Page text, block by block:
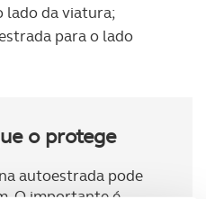
lado da viatura;
para o lado
o protege
autoestrada pode